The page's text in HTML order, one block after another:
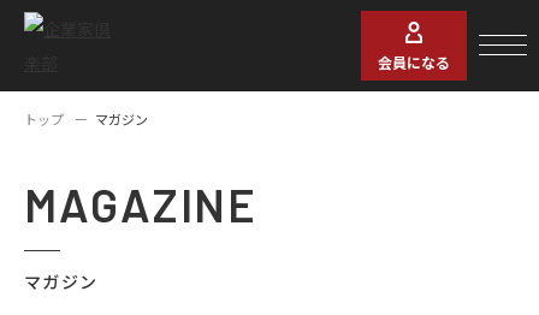
会員になる
トップ マガジン
MAGAZINE
マガジン